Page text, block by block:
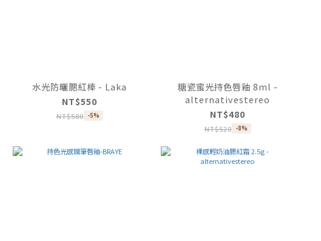
水光防曬腮紅棒 - Laka
NT$550
NT$580 -5%
糖瓷蜜光持色唇釉 8ml -
alternativestereo
NT$480
NT$520 -8%